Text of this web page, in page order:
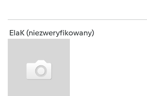
ElaK (niezweryfikowany)